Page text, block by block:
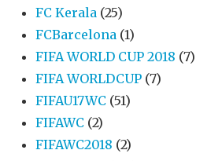
FC Kerala (25)
FCBarcelona (1)
FIFA WORLD CUP 2018 (7)
FIFA WORLDCUP (7)
FIFAU17WC (51)
FIFAWC (2)
FIFAWC2018 (2)